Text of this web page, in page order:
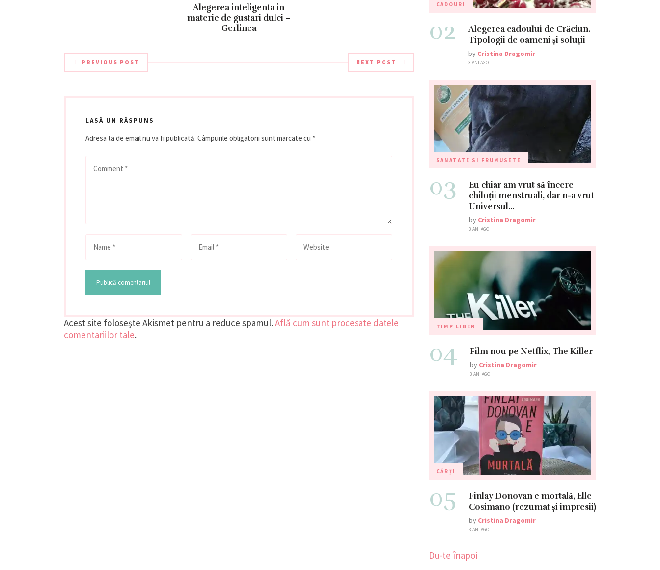
Alegerea inteligenta in
materie de gustari dulci –
Gerlinea
PREVIOUS POST NEXT POST
LASĂ UN RĂSPUNS
Adresa ta de email nu va fi publicată. Câmpurile obligatorii sunt marcate cu *
Acest site folosește Akismet pentru a reduce spamul. Află cum sunt procesate datele
comentariilor tale.
CADOURI
02
Alegerea cadoului de Crăciun.
Tipologii de oameni și soluții
by Cristina Dragomir
3 ANI AGO
SANATATE SI FRUMUSETE
03
Eu chiar am vrut să încerc
chiloții menstruali, dar n-a vrut
Universul…
by Cristina Dragomir
3 ANI AGO
TIMP LIBER
04 Film nou pe Netflix, The Killer
by Cristina Dragomir
3 ANI AGO
CĂRȚI
05
Finlay Donovan e mortală, Elle
Cosimano (rezumat și impresii)
by Cristina Dragomir
3 ANI AGO
Du-te înapoi